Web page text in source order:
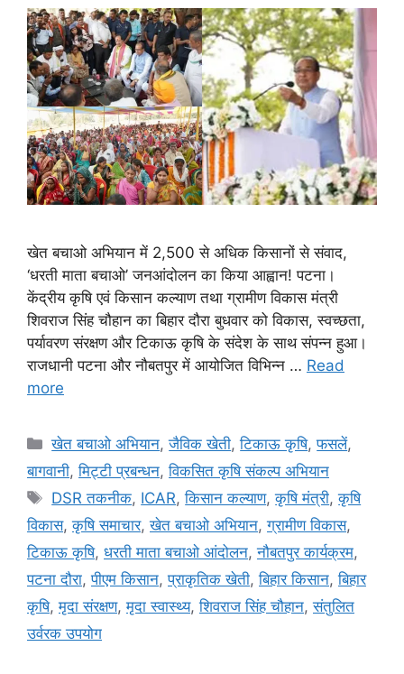
खेत बचाओ अभियान में 2,500 से अधिक किसानों से संवाद,
‘धरती माता बचाओ’ जनआंदोलन का किया आह्वान! पटना।
केंद्रीय कृषि एवं किसान कल्याण तथा ग्रामीण विकास मंत्री
शिवराज सिंह चौहान का बिहार दौरा बुधवार को विकास, स्वच्छता,
पर्यावरण संरक्षण और टिकाऊ कृषि के संदेश के साथ संपन्न हुआ।
राजधानी पटना और नौबतपुर में आयोजित विभिन्न … Read
more
खेत बचाओ अभियान,जैविक खेती,टिकाऊ कृषि,फसलें,
बागवानी,मि‌ट्टी प्रबन्धन,विकसित कृषि संकल्प अभियान
DSR तकनीक, ICAR,किसान कल्याण,कृषि मंत्री,कृषि
विकास,कृषि समाचार,खेत बचाओ अभियान,ग्रामीण विकास,
टिकाऊ कृषि, धरती माता बचाओ आंदोलन,नौबतपुर कार्यक्रम,
पटना दौरा,पीएम किसान,प्राकृतिक खेती,बिहार किसान,बिहार
कृषि,मृदा संरक्षण,मृदा स्वास्थ्य,शिवराज सिंह चौहान,संतुलित
उर्वरक उपयोग